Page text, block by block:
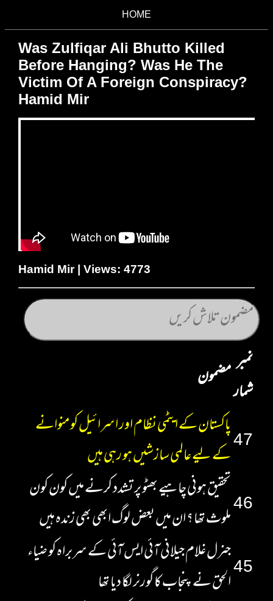
HOME
Was Zulfiqar Ali Bhutto Killed
Before Hanging? Was He The
Victim Of A Foreign Conspiracy?
Hamid Mir
Hamid Mir | Views: 4773
نمبر
شمار
مضمون
47
پاکستان کے ایٹمی نظام اور اسرائیل کو منوانے
کے لیے عالمی سازشیں ہو رہی ہیں
46
تحقیق ہونی چاہیے بھٹو پر تشدد کرنے میں کون کون
ملوث تھا ؟ ان میں بعض لوگ ابھی بھی زندہ ہیں
45
جنرل غلام جیلانی آئی ایس آئی کے سربراہ کو ضیاء
الحق نے پنجاب کا گورنر لگا دیا تھا